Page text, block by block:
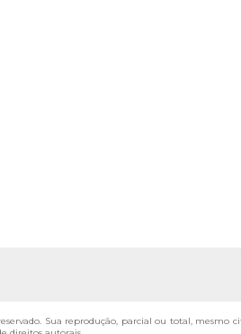
Sua reprodução, parcial ou total, mesmo